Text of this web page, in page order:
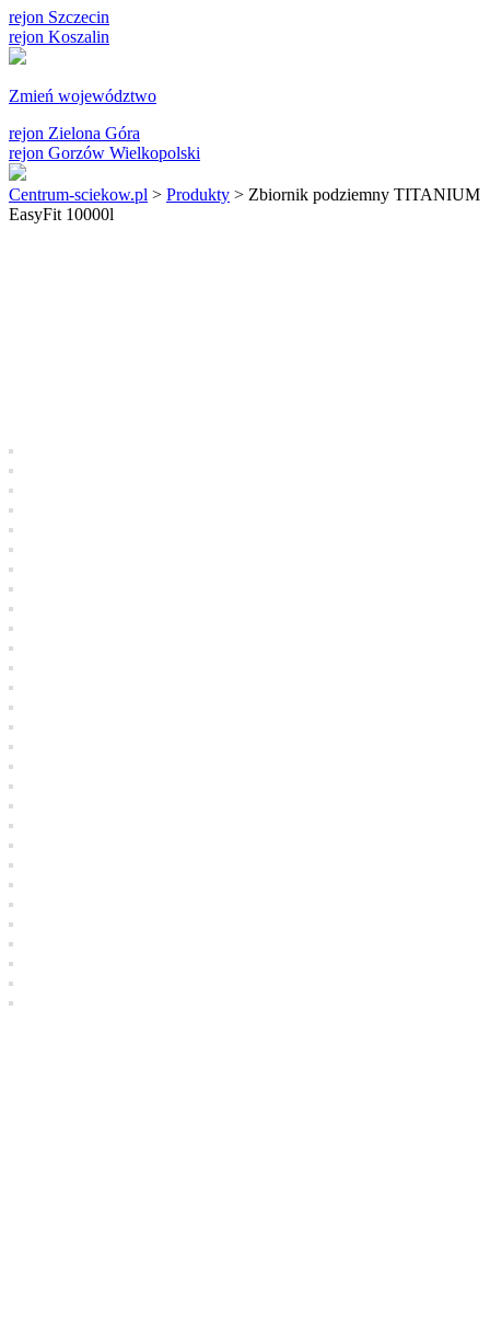
rejon Szczecin
rejon Koszalin
Zmień województwo
rejon Zielona Góra
rejon Gorzów Wielkopolski
Centrum-sciekow.pl > Produkty > Zbiornik podziemny TITANIUM
EasyFit 10000l